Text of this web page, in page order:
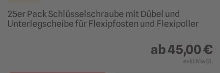
25er Pack Schlüsselschraube mit Dübel und
Unterlegscheibe für Flexipfosten und Flexipoller
ab45,00 €
exkl. MwSt.